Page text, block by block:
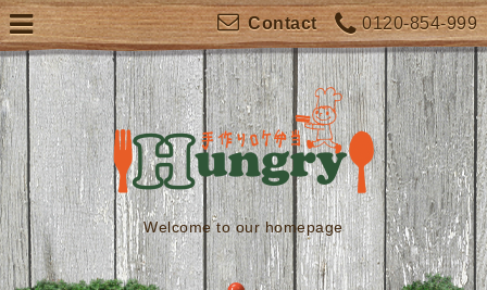
0120-854-999
Contact
Welcome to our homepage